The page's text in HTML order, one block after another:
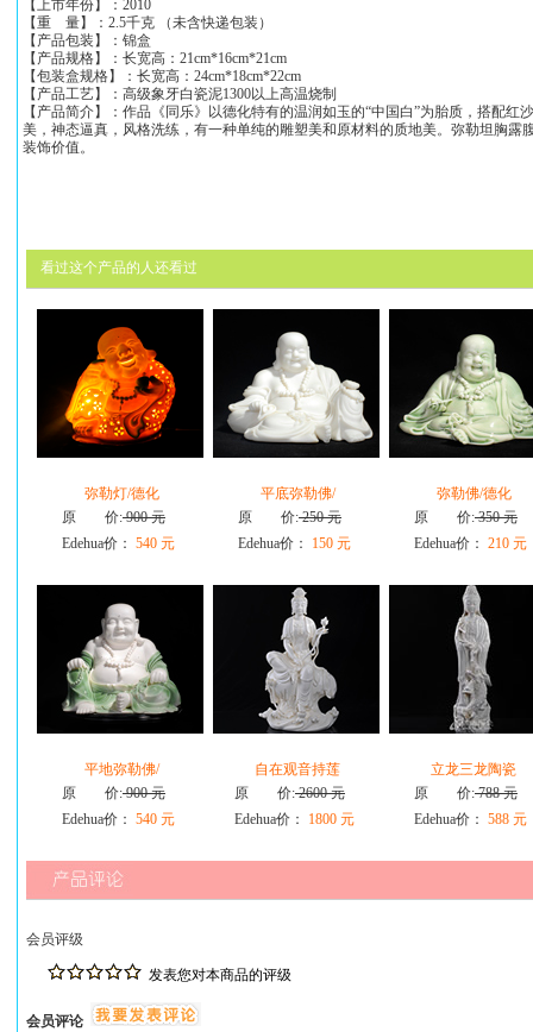
【上市年份】：2010
【重 量】：2.5千克 （未含快递包装）
【产品包装】：锦盒
【产品规格】：长宽高：21cm*16cm*21cm
【包装盒规格】：长宽高：24cm*18cm*22cm
【产品工艺】：高级象牙白瓷泥1300以上高温烧制
【产品简介】：作品《同乐》以德化特有的温润如玉的“中国白”为胎质，搭配
美，神态逼真，风格洗练，有一种单纯的雕塑美和原材料的质地美。弥勒坦胸
装饰价值。
看过这个产品的人还看过
弥勒灯/德化
原 价:900 元
Edehua价： 540 元
平底弥勒佛/
原 价:250 元
Edehua价：
150 元
弥勒佛/德化
原 价:350 元
Edehua价： 210 元
平地弥勒佛/
原 价:900 元
Edehua价： 540 元
自在观音持莲
原 价:2600 元
Edehua价：
1800 元
立龙三龙陶瓷
原 价:788 元
Edehua价： 588 元
会员评级
发表您对本商品的评级
会员评论